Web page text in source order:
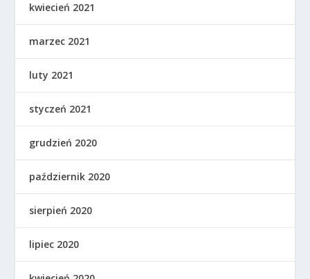
kwiecień 2021
marzec 2021
luty 2021
styczeń 2021
grudzień 2020
październik 2020
sierpień 2020
lipiec 2020